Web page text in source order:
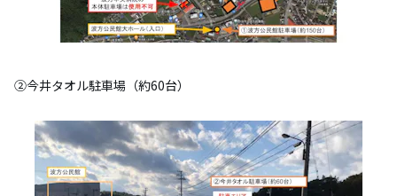
②今井タオル駐車場（約60台）